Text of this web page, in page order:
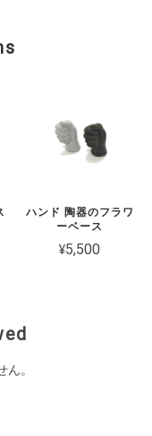
ハンド 陶器のフラワ
ーベース
¥5,500
。